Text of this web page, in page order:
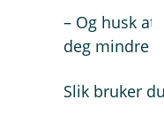
– Og husk at
deg mindre
Slik bruker